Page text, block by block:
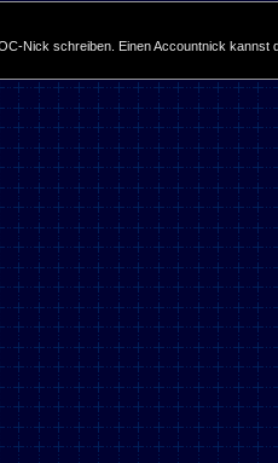
Nick schreiben. Einen Accountnick